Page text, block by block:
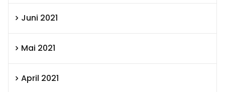
Juni 2021
Mai 2021
April 2021